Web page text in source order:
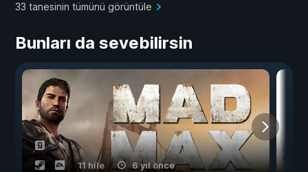
33 tanesinin tümünü görüntüle
Bunları da sevebilirsin
11 hile 6 yıl önce